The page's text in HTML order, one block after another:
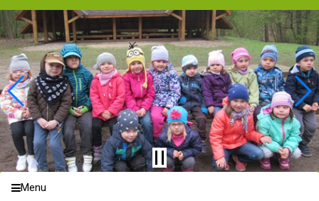
Menu